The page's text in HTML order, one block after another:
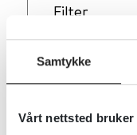
Samtykke
Vårt nettsted
Filter
2Treff